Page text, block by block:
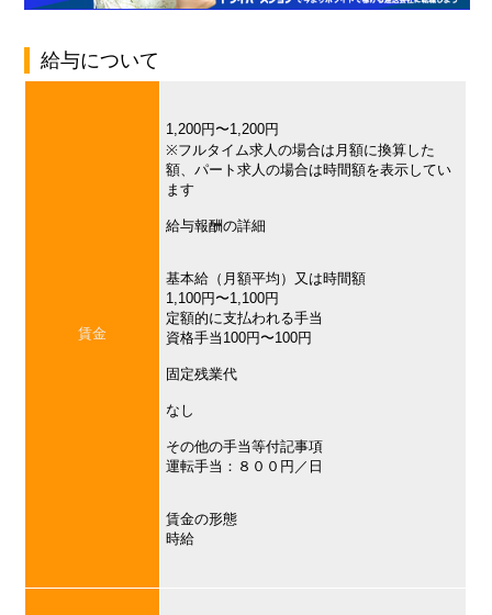
給与について
賃金
1,200円〜1,200円
※フルタイム求人の場合は月額に換算した
額、パート求人の場合は時間額を表示してい
ます
給与報酬の詳細
基本給（月額平均）又は時間額
1,100円〜1,100円
定額的に支払われる手当
資格手当100円〜100円
固定残業代
なし
その他の手当等付記事項
運転手当：８００円／日
賃金の形態
時給